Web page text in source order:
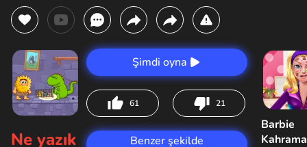
Şimdi oyna
61 21
Ne yazık
Benzer şekilde
Barbie